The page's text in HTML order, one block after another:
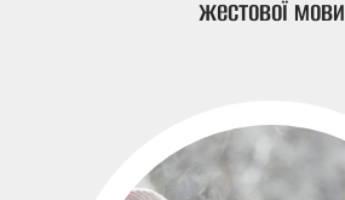
жестової мови